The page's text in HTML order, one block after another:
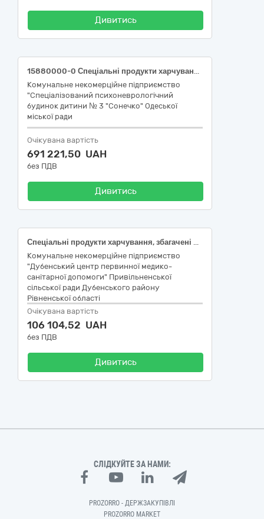
Дивитись
15880000-0 Спеціальні продукти харчування, збагачені поживними речовинами (Продукти дитячого харчування)
Комунальне некомерційне підприємство
"Спеціалізований психоневрологічний
будинок дитини № 3 "Сонечко" Одеської
міської ради
Очікувана вартість
691 221,50 UAH
без ПДВ
Дивитись
Спеціальні продукти харчування, збагачені поживними речовинами
Комунальне некомерційне підприємство
"Дубенський центр первинної медико-
санітарної допомоги" Привільненської
сільської ради Дубенського району
Рівненської області
Очікувана вартість
106 104,52 UAH
без ПДВ
Дивитись
СЛІДКУЙТЕ ЗА НАМИ:
PROZORRO - ДЕРЖЗАКУПІВЛІ
PROZORRO MARKET